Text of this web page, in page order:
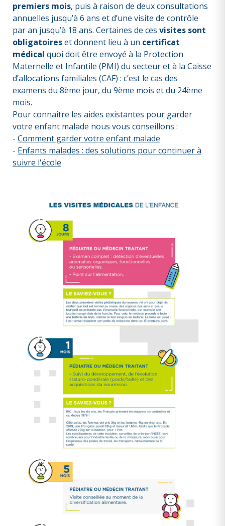
premiers mois, puis à raison de deux consultations
annuelles jusqu’à 6 ans et d’une visite de contrôle
par an jusqu’à 18 ans. Certaines de ces visites sont
obligatoireset donnent lieu à un certificat
médical quoi doit être envoyé à la Protection
Maternelle et Infantile (PMI) du secteur et à la Caisse
d’allocations familiales (CAF) : c’est le cas des
examens du 8ème jour, du 9ème mois et du 24ème
mois.
Pour connaître les aides existantes pour garder
votre enfant malade nous vous conseillons :
- Comment garder votre enfant malade
- Enfants malades : des solutions pour continuer à
suivre l'école